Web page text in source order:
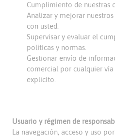
Cumplimiento de nuestras
Analizar y mejorar
con usted.
Supervisar y evaluar el
políticas y normas.
Gestionar envío de
comercial por cualquier
explícito.
Usuario y régimen de
La navegación, acceso y uso